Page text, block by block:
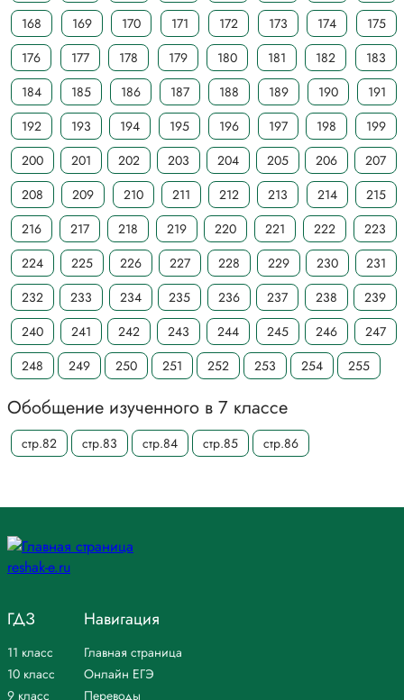
168
169 170 171 172 173 174
175
176
177 178 179 180 181 182
183
184
185 186 187 188 189 190
191
192
193 194 195 196 197 198
199
200
201 202 203 204 205 206
207
208
209 210 211 212 213 214
215
216
217 218 219 220 221 222
223
224
225 226 227 228 229 230
231
232
233 234 235 236 237 238
239
240
241 242 243 244 245 246
247
248
249 250 251 252 253 254 255
Обобщение изученного в 7 классе
стр.82 стр.83 стр.84 стр.85 стр.86
ГДЗ
11 класс
10 класс
9 класс
Навигация
Главная страница
Онлайн ЕГЭ
Переводы